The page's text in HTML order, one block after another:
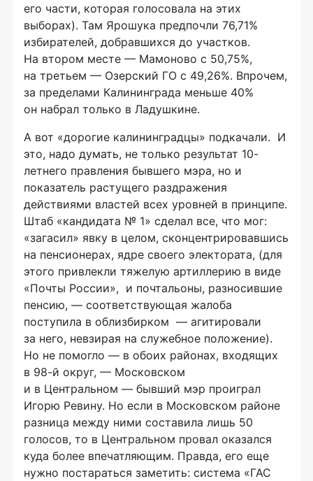
его части, которая голосовала на этих
выборах). Там Ярошука предпочли 76,71%
избирателей, добравшихся до участков.
На втором месте — Мамоново с 50,75%,
на третьем — Озерский ГО с 49,26%. Впрочем,
за пределами Калининграда меньше 40%
он набрал только в Ладушкине.
А вот «дорогие калининградцы» подкачали. И
это, надо думать, не только результат 10-
летнего правления бывшего мэра, но и
показатель растущего раздражения
действиями властей всех уровней в принципе.
Штаб «кандидата № 1» сделал все, что мог:
«загасил» явку в целом, сконцентрировавшись
на пенсионерах, ядре своего электората, (для
этого привлекли тяжелую артиллерию в виде
«Почты России», и почтальоны, разносившие
пенсию, — соответствующая жалоба
поступила в облизбирком — агитировали
за него, невзирая на служебное положение).
Но не помогло — в обоих районах, входящих
в 98-й округ, — Московском
и в Центральном — бывший мэр проиграл
Игорю Ревину. Но если в Московском районе
разница между ними составила лишь 50
голосов, то в Центральном провал оказался
куда более впечатляющим. Правда, его еще
нужно постараться заметить: система «ГАС